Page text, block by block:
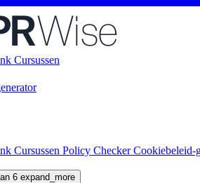
Cursussen
Cursussen Policy CheckerCookiebeleid-
6 expand_more